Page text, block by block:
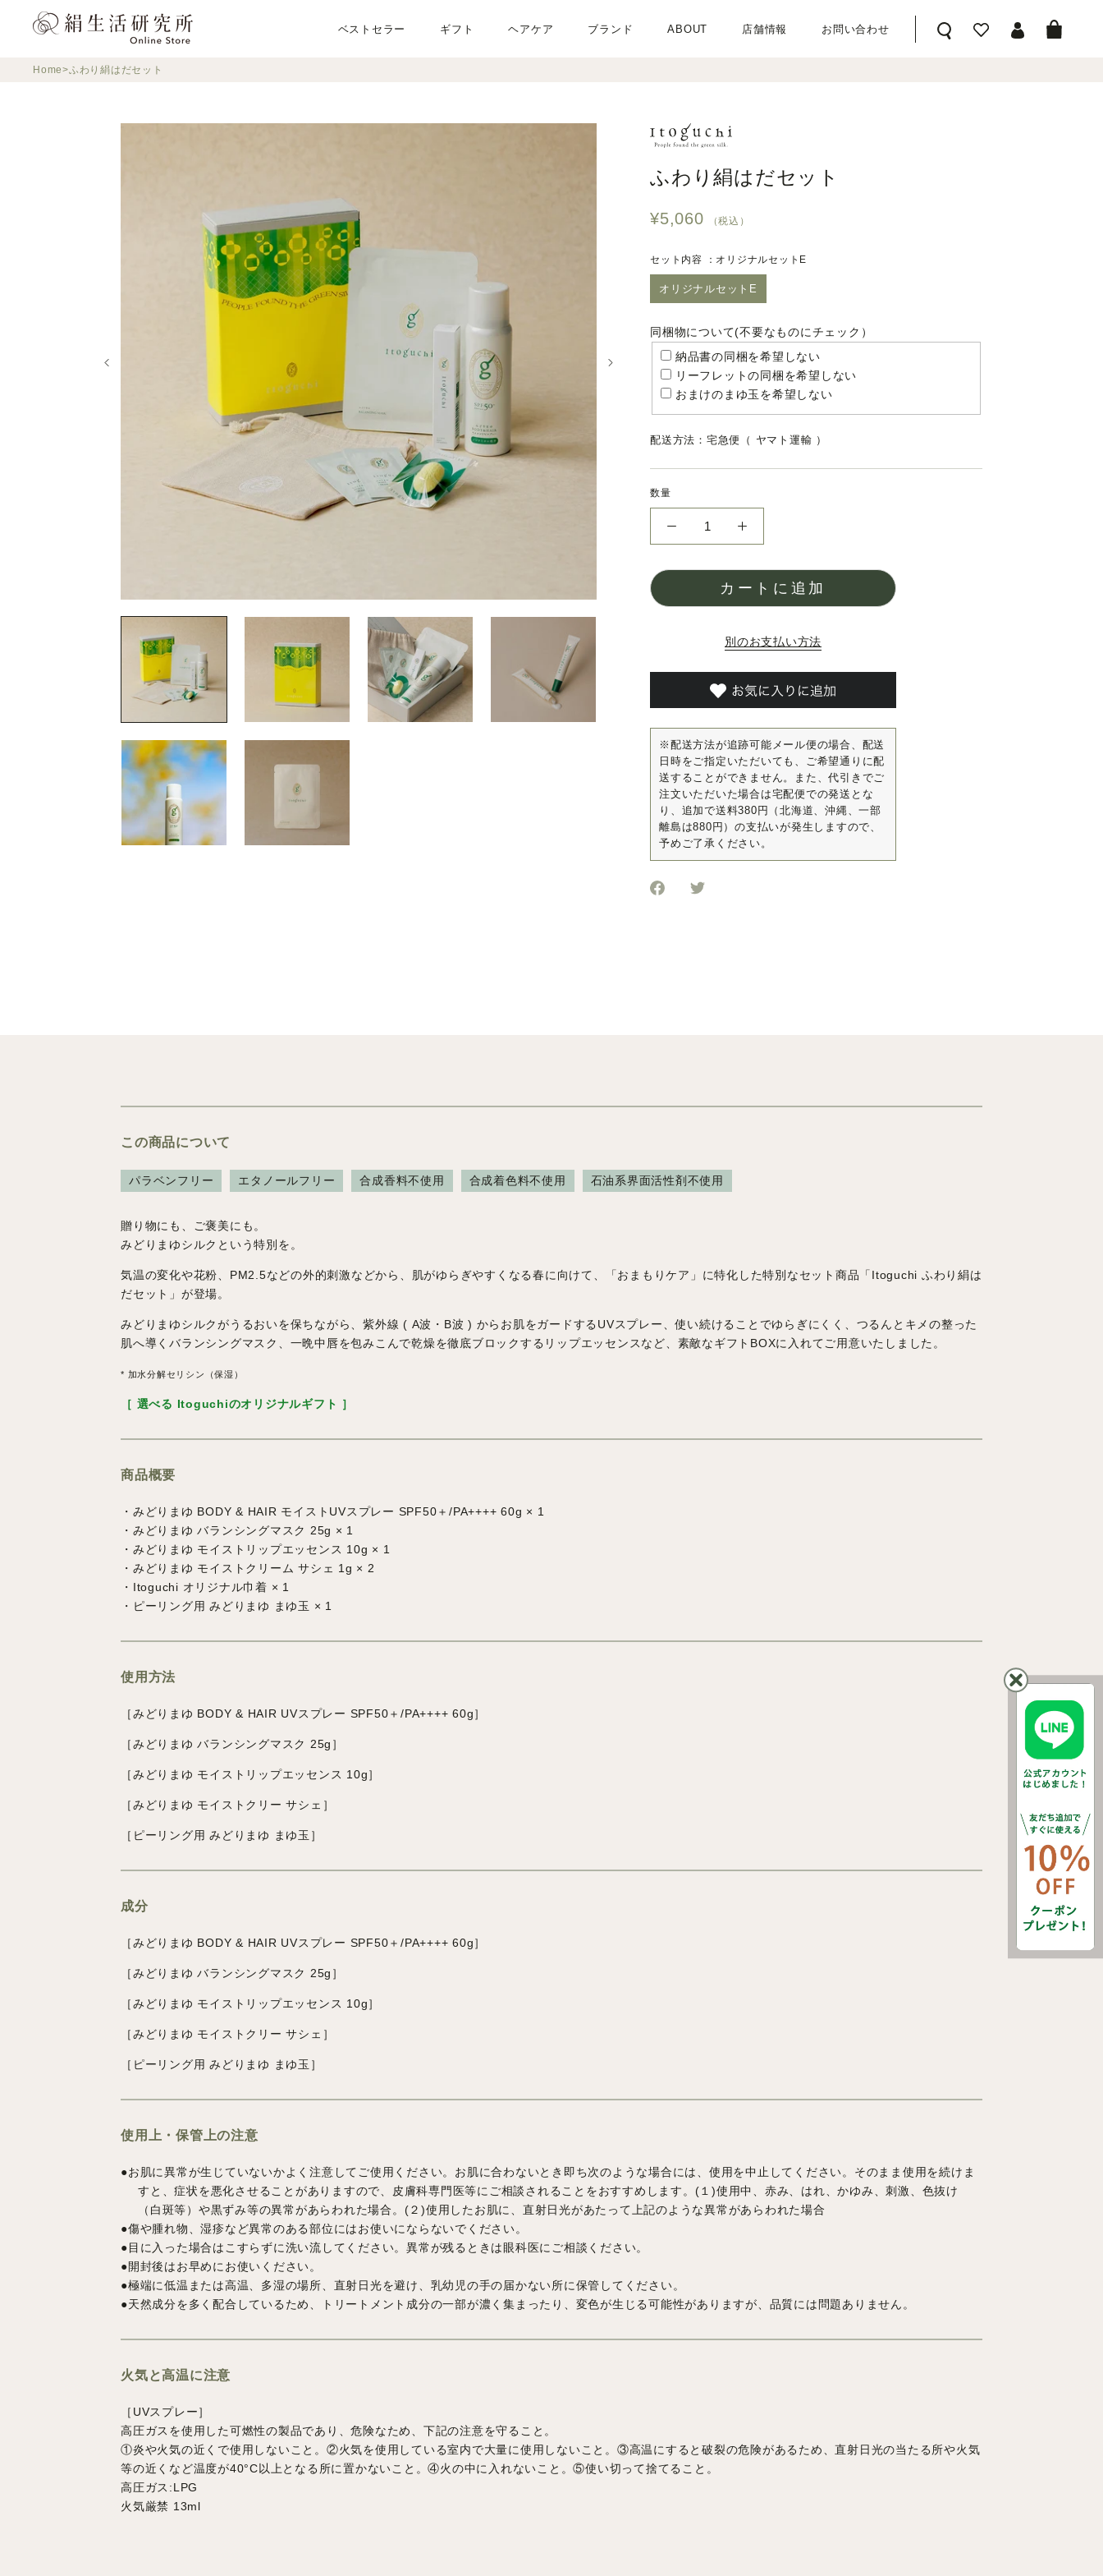
ベストセラー ギフト ヘアケア ブランド ABOUT 店舗情報 お問い合わせ
Home ふわり絹はだセット
ふわり絹はだセット
¥5,060 （税込）
セット内容 ： オリジナルセットE
オリジナルセットE
同梱物について(不要なものにチェック）
物
に
い
(不
な
チ
ェ
ッ
ク）
納品書の同梱を希望しない
リーフレットの同梱を希望しない
おまけのまゆ玉を希望しない
配送方法：宅急便（ ヤマト運輸 ）
数量
カートに追加
別のお支払い方法
※配送方法が追跡可能メール便の場合、配送
日時をご指定いただいても、ご希望通りに配
送することができません。また、代引きでご
注文いただいた場合は宅配便での発送とな
り、追加で送料380円（北海道、沖縄、一部
離島は880円）の支払いが発生しますので、
予めご了承ください。
この商品について
パラベンフリー エタノールフリー 合成香料不使用 合成着色料不使用 石油系界面活性剤不使用
贈り物にも、ご褒美にも。
みどりまゆシルクという特別を。
気温の変化や花粉、PM2.5などの外的刺激などから、肌がゆらぎやすくなる春に向けて、「おまもりケア」に特化した特別なセット商品「Itoguchi ふわり絹は
だセット」が登場。
みどりまゆシルクがうるおいを保ちながら、紫外線 ( A波・B波 ) からお肌をガードするUVスプレー、使い続けることでゆらぎにくく、つるんとキメの整った
肌へ導くバランシングマスク、一晩中唇を包みこんで乾燥を徹底ブロックするリップエッセンスなど、素敵なギフトBOXに入れてご用意いたしました。
* 加水分解セリシン（保湿）
［ 選べる Itoguchiのオリジナルギフト ］
商品概要
・みどりまゆ BODY & HAIR モイストUVスプレー SPF50＋/PA++++ 60g × 1
・みどりまゆ バランシングマスク 25g × 1
・みどりまゆ モイストリップエッセンス 10g × 1
・みどりまゆ モイストクリーム サシェ 1g × 2
・Itoguchi オリジナル巾着 × 1
・ ピーリング用 みどりまゆ まゆ玉 × 1
使用方法
［みどりまゆ BODY & HAIR UVスプレー SPF50＋/PA++++ 60g］
［みどりまゆ バランシングマスク 25g］
［みどりまゆ モイストリップエッセンス 10g］
［みどりまゆ モイストクリー サシェ］
［ ピーリング用 みどりまゆ まゆ玉］
成分
［みどりまゆ BODY & HAIR UVスプレー SPF50＋/PA++++ 60g］
［みどりまゆ バランシングマスク 25g］
［みどりまゆ モイストリップエッセンス 10g］
［みどりまゆ モイストクリー サシェ］
［ ピーリング用 みどりまゆ まゆ玉］
使用上・保管上の注意
●お肌に異常が生じていないかよく注意してご使用ください。お肌に合わないとき即ち次のような場合には、使用を中止してください。そのまま使用を続けま
すと、症状を悪化させることがありますので、皮膚科専門医等にご相談されることをおすすめします。(１)使用中、赤み、はれ、かゆみ、刺激、色抜け
（白斑等）や黒ずみ等の異常があらわれた場合。(２)使用したお肌に、直射日光があたって上記のような異常があらわれた場合
●傷や腫れ物、湿疹など異常のある部位にはお使いにならないでください。
●目に入った場合はこすらずに洗い流してください。異常が残るときは眼科医にご相談ください。
●開封後はお早めにお使いください。
●極端に低温または高温、多湿の場所、直射日光を避け、乳幼児の手の届かない所に保管してください。
●天然成分を多く配合しているため、トリートメント成分の一部が濃く集まったり、変色が生じる可能性がありますが、品質には問題ありません。
火気と高温に注意
［UVスプレー］
高圧ガスを使用した可燃性の製品であり、危険なため、下記の注意を守ること。
①炎や火気の近くで使用しないこと。②火気を使用している室内で大量に使用しないこと。③高温にすると破裂の危険があるため、直射日光の当たる所や火気
等の近くなど温度が40°C以上となる所に置かないこと。④火の中に入れないこと。⑤使い切って捨てること。
高圧ガス:LPG
火気厳禁 13ml